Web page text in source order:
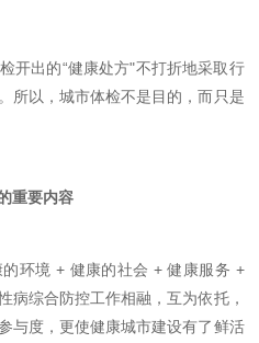
开出的“健康处方"不打折地采取行
所以，城市体检不是目的，而只是
重要内容
环境 + 健康的社会 +健康服务 +
病综合防控工作相融，互为依托，
与度，更使健康城市建设有了鲜活